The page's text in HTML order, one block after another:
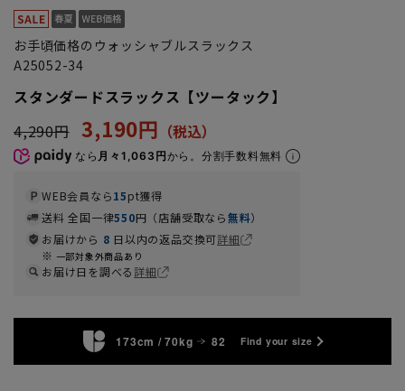
お手頃価格のウォッシャブルスラックス
A25052-34
スタンダードスラックス【ツータック】
4,290円 3,190円
なら 月々1,063円から。分割手数料無料
WEB会員なら15pt獲得
送料 全国一律550円（店舗受取なら無料）
お届けから 8 日以内の返品交換可詳細
一部対象外商品あり
お届け日を調べる詳細
173cm / 70kg 82 Find your size